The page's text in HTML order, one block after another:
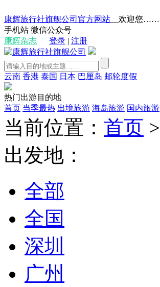
康辉旅行社旗舰公司官方网站 __欢迎您……
手机站 微信公众号
康辉杂志
登录 | 注册
云南 香港 泰国 日本 巴厘岛 邮轮度假
热门出游目的地
首页 当季最热 出境旅游 海岛旅游 国内旅游
当前位置： 首页 >
出发地：
全部
全国
深圳
广州